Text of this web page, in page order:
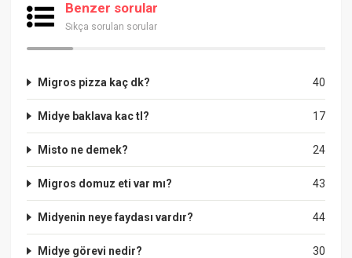
Benzer sorular
Sıkça sorulan sorular
40
Migros pizza kaç dk?
17
Midye baklava kac tl?
24
Misto ne demek?
43
Migros domuz eti var mı?
44
Midyenin neye faydası vardır?
30
Midye görevi nedir?